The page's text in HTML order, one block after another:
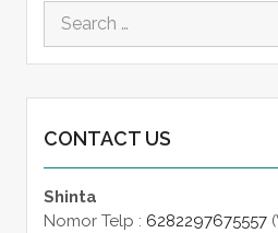
Search
for:
CONTACT US
Shinta
Nomor Telp : 6282297675557